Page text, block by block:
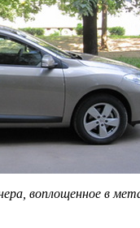
воплощенное в